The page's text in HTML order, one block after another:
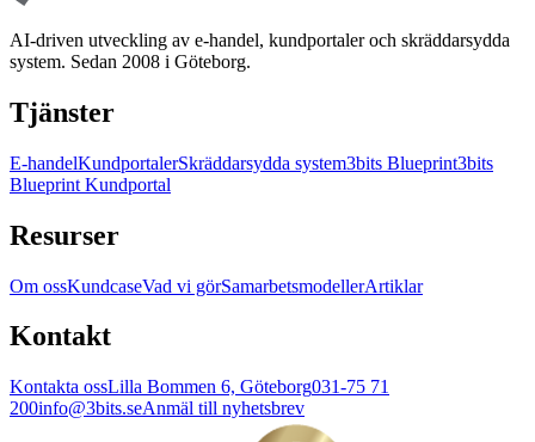
AI-driven utveckling av e-handel, kundportaler och skräddarsydda
system. Sedan 2008 i Göteborg.
Tjänster
E-handelKundportalerSkräddarsydda system3bits Blueprint3bits
Blueprint Kundportal
Resurser
Om ossKundcaseVad vi görSamarbetsmodellerArtiklar
Kontakt
Kontakta ossLilla Bommen 6, Göteborg031-75 71
200info@3bits.seAnmäl till nyhetsbrev